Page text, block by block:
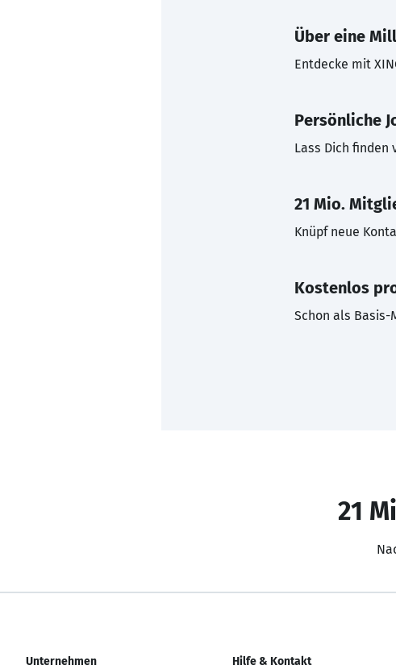
Über eine
Entdecke mit
Persönliche
Lass Dich finden
21 Mio.
Knüpf neue
Kostenlos
Schon als Basis-
21
Unternehmen Hilfe & Kontakt